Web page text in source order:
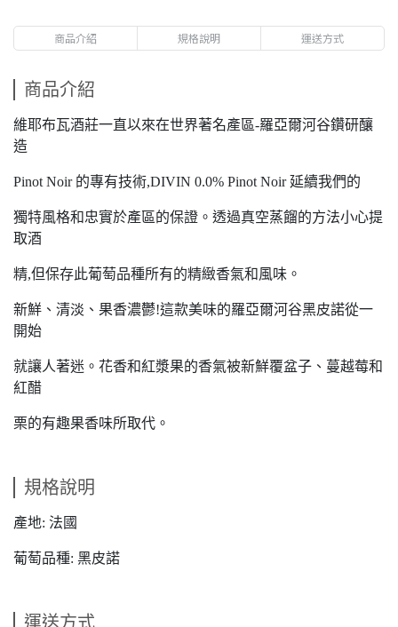
商品介紹 規格說明 運送方式
商品介紹
維耶布瓦酒莊一直以來在世界著名產區-羅亞爾河谷鑽研釀
造
Pinot Noir 的專有技術,DIVIN 0.0% Pinot Noir 延續我們的
獨特風格和忠實於產區的保證。透過真空蒸餾的方法小心提
取酒
精,但保存此葡萄品種所有的精緻香氣和風味。
新鮮、清淡、果香濃鬱!這款美味的羅亞爾河谷黑皮諾從一
開始
就讓人著迷。花香和紅漿果的香氣被新鮮覆盆子、蔓越莓和
紅醋
栗的有趣果香味所取代。
規格說明
產地: 法國
葡萄品種: 黑皮諾
運送方式